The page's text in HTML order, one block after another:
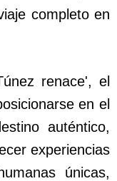
completo en
renace', el
en el
auténtico,
experiencias
únicas,